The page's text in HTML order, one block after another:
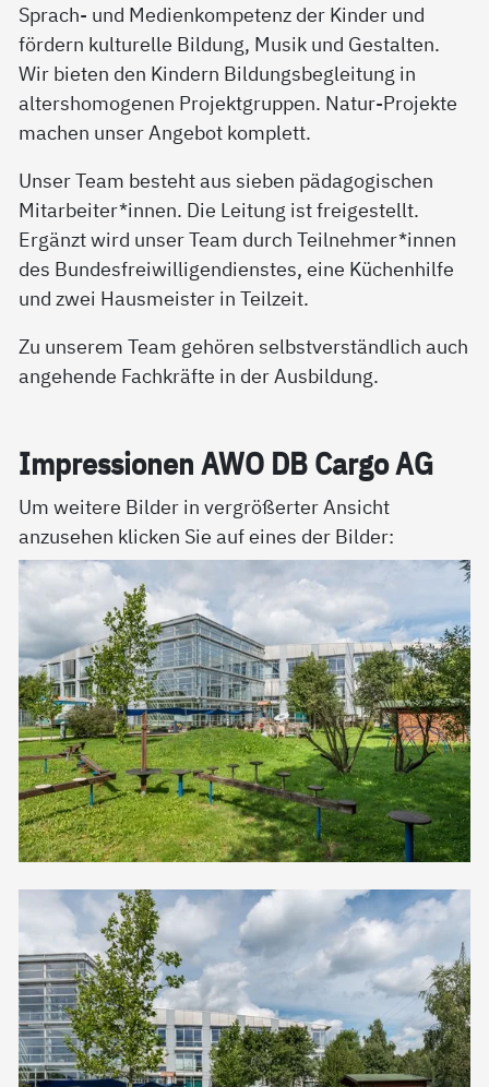
Sprach- und Medienkompetenz der Kinder und
fördern kulturelle Bildung, Musik und Gestalten.
Wir bieten den Kindern Bildungsbegleitung in
altershomogenen Projektgruppen. Natur-Projekte
machen unser Angebot komplett.
Unser Team besteht aus sieben pädagogischen
Mitarbeiter*innen. Die Leitung ist freigestellt.
Ergänzt wird unser Team durch Teilnehmer*innen
des Bundesfreiwilligendienstes, eine Küchenhilfe
und zwei Hausmeister in Teilzeit.
Zu unserem Team gehören selbstverständlich auch
angehende Fachkräfte in der Ausbildung.
Im­pres­sio­nen AWO DB Car­go AG
Um weitere Bilder in vergrößerter Ansicht
anzusehen klicken Sie auf eines der Bilder: